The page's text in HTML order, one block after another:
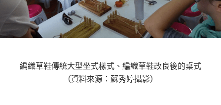
編織草鞋傳統大型坐式樣式、編織草鞋改良後的桌式
（資料來源：蘇秀婷攝影）